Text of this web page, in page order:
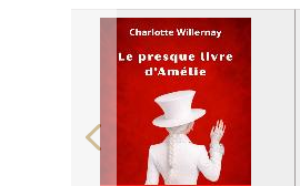
Previous